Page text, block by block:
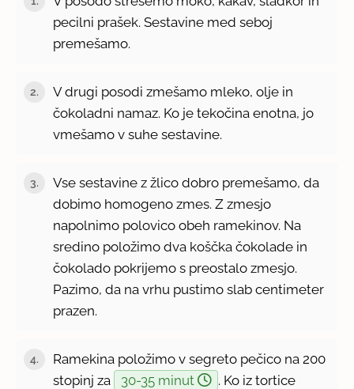
pecilni prašek. Sestavine med seboj
premešamo.
2.
V drugi posodi zmešamo mleko, olje in
čokoladni namaz. Ko je tekočina enotna, jo
vmešamo v suhe sestavine.
3.
Vse sestavine z žlico dobro premešamo, da
dobimo homogeno zmes. Z zmesjo
napolnimo polovico obeh ramekinov. Na
sredino položimo dva koščka čokolade in
čokolado pokrijemo s preostalo zmesjo.
Pazimo, da na vrhu pustimo slab centimeter
prazen.
4.
Ramekina položimo v segreto pečico na 200
stopinj za
30-35 minut
. Ko iz tortice